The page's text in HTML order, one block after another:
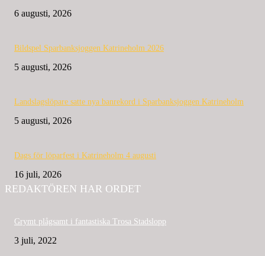
6 augusti, 2026
Bildspel Sparbanksjoggen Katrineholm 2026
5 augusti, 2026
Landslagslöpare satte nya banrekord i Sparbanksjoggen Katrineholm
5 augusti, 2026
Dags för löparfest i Katrineholm 4 augusti
16 juli, 2026
REDAKTÖREN HAR ORDET
Grymt plågsamt i fantastiska Trosa Stadslopp
3 juli, 2022